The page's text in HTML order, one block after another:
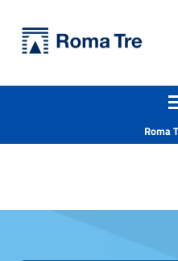
Roma